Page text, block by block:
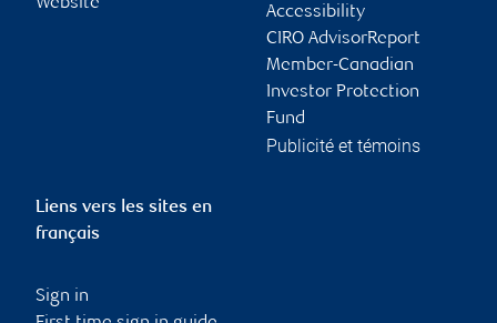
Website
Accessibility
CIRO AdvisorReport
Member-Canadian
Investor Protection
Fund
Publicité et témoins
Liens vers les sites en
français
Sign in